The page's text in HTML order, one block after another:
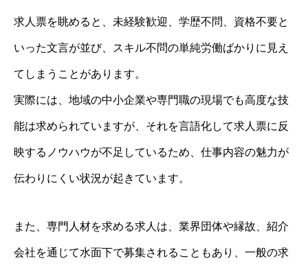
求人票を眺めると、未経験歓迎、学歴不問、資格不要と
いった文言が並び、スキル不問の単純労働ばかりに見え
てしまうことがあります。
実際には、地域の中小企業や専門職の現場でも高度な技
能は求められていますが、それを言語化して求人票に反
映するノウハウが不足しているため、仕事内容の魅力が
伝わりにくい状況が起きています。
また、専門人材を求める求人は、業界団体や縁故、紹介
会社を通じて水面下で募集されることもあり、一般の求